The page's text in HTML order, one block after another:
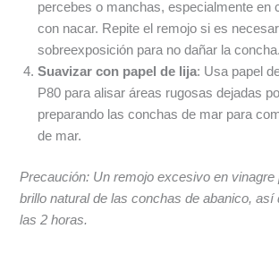
percebes o manchas, especialmente en
con nacar. Repite el remojo si es
sobreexposición para no dañar la concha.
Suavizar con papel de lija: Usa papel
P80 para alisar áreas rugosas dejadas
preparando las conchas de mar para
de mar.
Precaución: Un remojo excesivo en vinagre
brillo natural de las conchas de abanico, así
las 2 horas.